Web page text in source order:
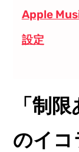
Apple
設定
「制
のイコ